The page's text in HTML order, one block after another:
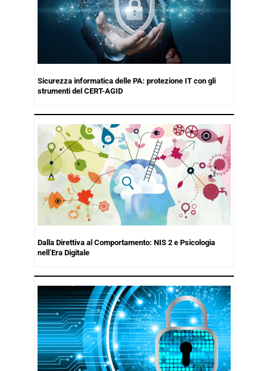
Sicurezza informatica delle PA: protezione IT con gli
strumenti del CERT-AGID
Dalla Direttiva al Comportamento: NIS 2 e Psicologia
nell’Era Digitale